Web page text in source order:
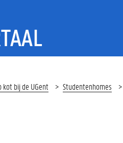
kot bij de UGent Studentenhomes